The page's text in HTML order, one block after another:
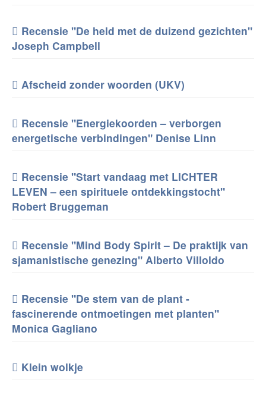
Recensie "De held met de duizend gezichten"
Joseph Campbell
Afscheid zonder woorden (UKV)
Recensie "Energiekoorden – verborgen
energetische verbindingen" Denise Linn
Recensie "Start vandaag met LICHTER
LEVEN – een spirituele ontdekkingstocht"
Robert Bruggeman
Recensie "Mind Body Spirit – De praktijk van
sjamanistische genezing" Alberto Villoldo
Recensie "De stem van de plant -
fascinerende ontmoetingen met planten"
Monica Gagliano
Klein wolkje